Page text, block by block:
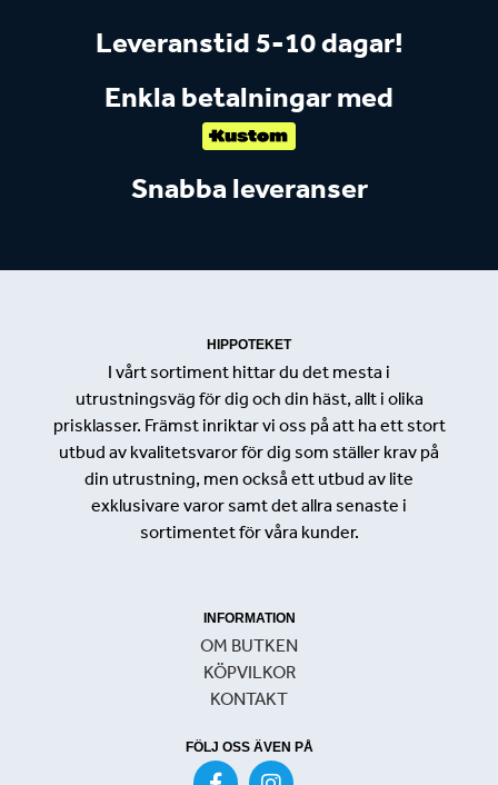
Leveranstid 5-10 dagar!
Enkla betalningar med
Snabba leveranser
HIPPOTEKET
I vårt sortiment hittar du det mesta i
utrustningsväg för dig och din häst, allt i olika
prisklasser. Främst inriktar vi oss på att ha ett stort
utbud av kvalitetsvaror för dig som ställer krav på
din utrustning, men också ett utbud av lite
exklusivare varor samt det allra senaste i
sortimentet för våra kunder.
INFORMATION
OM BUTKEN
KÖPVILKOR
KONTAKT
FÖLJ OSS ÄVEN PÅ